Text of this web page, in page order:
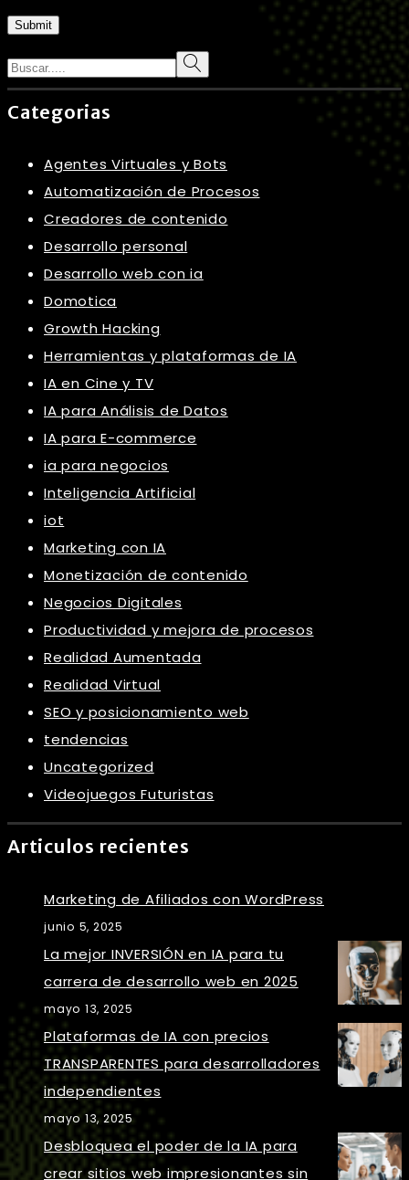
Submit
Search
Categorias
Agentes Virtuales y Bots
Automatización de Procesos
Creadores de contenido
Desarrollo personal
Desarrollo web con ia
Domotica
Growth Hacking
Herramientas y plataformas de IA
IA en Cine y TV
IA para Análisis de Datos
IA para E-commerce
ia para negocios
Inteligencia Artificial
iot
Marketing con IA
Monetización de contenido
Negocios Digitales
Productividad y mejora de procesos
Realidad Aumentada
Realidad Virtual
SEO y posicionamiento web
tendencias
Uncategorized
Videojuegos Futuristas
Articulos recientes
Marketing de Afiliados con WordPress
junio 5, 2025
La mejor INVERSIÓN en IA para tu
carrera de desarrollo web en 2025
mayo 13, 2025
Plataformas de IA con precios
TRANSPARENTES para desarrolladores
independientes
mayo 13, 2025
Desbloquea el poder de la IA para
crear sitios web impresionantes sin